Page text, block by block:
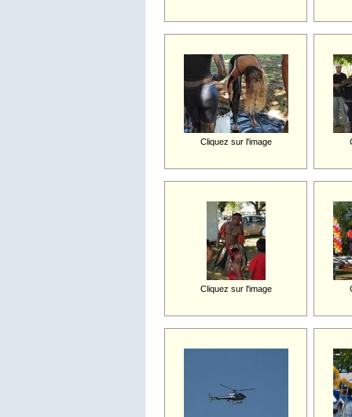
Cliquez sur l'image
Cliquez sur l'image